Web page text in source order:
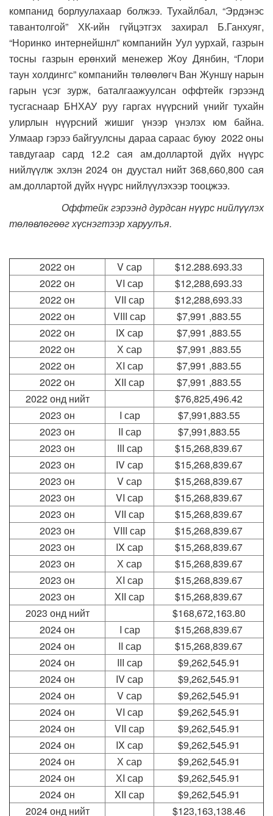
компанид борлуулахаар болжээ. Тухайлбал, “Эрдэнэс
тавантолгой” ХК-ийн гүйцэтгэх захирал Б.Ганхуяг,
“Норинко интернейшнл” компанийн Уул уурхай, газрын
тосны газрын ерөнхий менежер Жоу Дянбин, “Глори
таун холдингс” компанийн төлөөлөгч Ван Жуншү нарын
гарын үсэг зурж, баталгаажуулсан оффтейк гэрээнд
тусгаснаар БНХАУ руу гаргах нүүрсний үнийг тухайн
улирлын нүүрсний жишиг үнээр үнэлэх юм байна.
Улмаар гэрээ байгуулсны дараа сараас буюу 2022 оны
тавдугаар сард 12.2 сая ам.доллартой дүйх нүүрс
нийлүүлж эхлэн 2024 он дуустал нийт 368,660,800 сая
ам.доллартой дүйх нүүрс нийлүүлэхээр тооцжээ.
Оффтейк гэрээнд дурдсан нүүрс нийлүүлэх
төлөвлөгөөг хүснэгтээр харуулъя.
2022он V сар
$12.288.693.33
2022он VI сар
$12,288,693.33
2022он VII сар
$12,288,693.33
2022он VIII сар
$7,991 ,883.55
2022он IX сар
$7,991 ,883.55
2022он Х сар
$7,991 ,883.55
2022он ХI сар
$7,991 ,883.55
2022он XII сар
$7,991 ,883.55
2022онд нийт
$76,825,496.42
2023 он I сар
$7,991,883.55
2023 он II сар
$7,991,883.55
2023 он III сар
$15,268,839.67
2023 он IV сар
$15,268,839.67
2023 он V сар
$15,268,839.67
2023 он VI сар
$15,268,839.67
2023 он VII сар
$15,268,839.67
2023 он VIII сар
$15,268,839.67
2023 он IX сар
$15,268,839.67
2023 он Х сар
$15,268,839.67
2023 он ХI сар
$15,268,839.67
2023 он XII сар
$15,268,839.67
2023 онд нийт
$168,672,163.80
2024он I сар
$15,268,839.67
2024он II сар
$15,268,839.67
2024он III сар
$9,262,545.91
2024он IV сар
$9,262,545.91
2024он V сар
$9,262,545.91
2024он VI сар
$9,262,545.91
2024он VII сар
$9,262,545.91
2024он IX сар
$9,262,545.91
2024он Х сар
$9,262,545.91
2024он ХI сар
$9,262,545.91
2024он XII сар
$9,262,545.91
2024 онд нийт
$123,163,138.46